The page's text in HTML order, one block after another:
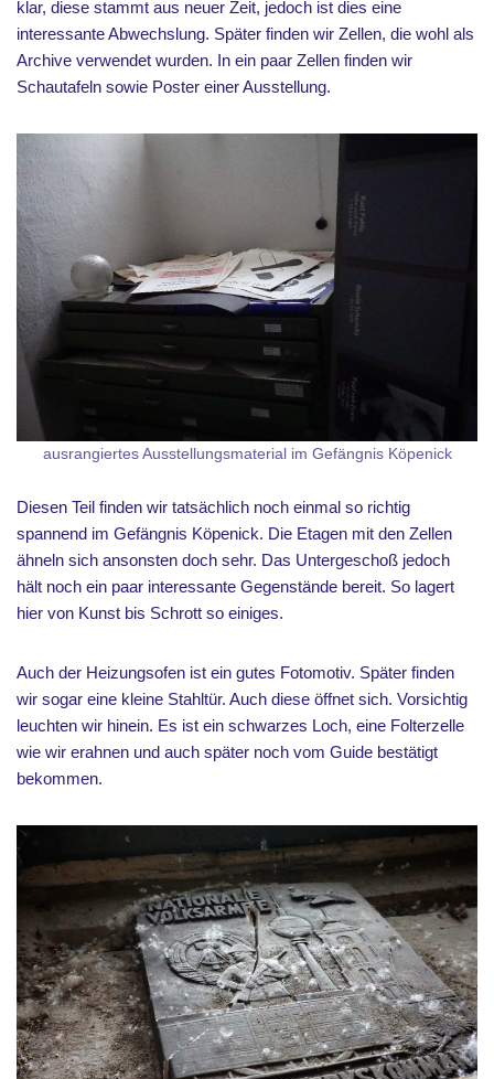
klar, diese stammt aus neuer Zeit, jedoch ist dies eine
interessante Abwechslung. Später finden wir Zellen, die wohl als
Archive verwendet wurden. In ein paar Zellen finden wir
Schautafeln sowie Poster einer Ausstellung.
ausrangiertes Ausstellungsmaterial im Gefängnis Köpenick
Diesen Teil finden wir tatsächlich noch einmal so richtig
spannend im Gefängnis Köpenick. Die Etagen mit den Zellen
ähneln sich ansonsten doch sehr. Das Untergeschoß jedoch
hält noch ein paar interessante Gegenstände bereit. So lagert
hier von Kunst bis Schrott so einiges.
Auch der Heizungsofen ist ein gutes Fotomotiv. Später finden
wir sogar eine kleine Stahltür. Auch diese öffnet sich. Vorsichtig
leuchten wir hinein. Es ist ein schwarzes Loch, eine Folterzelle
wie wir erahnen und auch später noch vom Guide bestätigt
bekommen.